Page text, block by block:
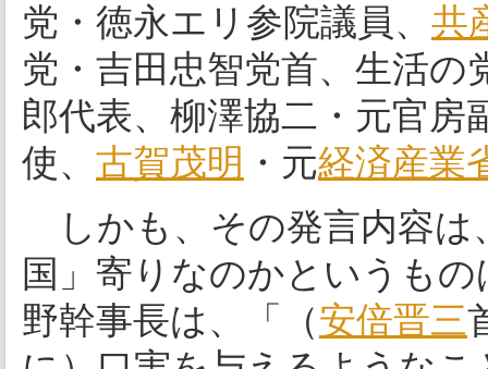
党・徳永エリ参院議員、 共
党・吉田忠智党首、生活の
郎代表、柳澤協二・元官房
使、 古賀茂明 ・元経済産業
しかも、その発言内容は
国」寄りなのかというも
野幹事長は、「（安倍晋三